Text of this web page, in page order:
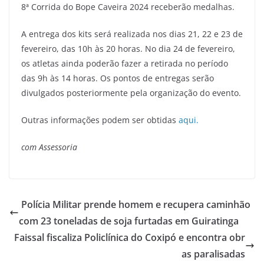
8ª Corrida do Bope Caveira 2024 receberão medalhas.
A entrega dos kits será realizada nos dias 21, 22 e 23 de
fevereiro, das 10h às 20 horas. No dia 24 de fevereiro,
os atletas ainda poderão fazer a retirada no período
das 9h às 14 horas. Os pontos de entregas serão
divulgados posteriormente pela organização do evento.
Outras informações podem ser obtidas aqui.
com Assessoria
Polícia Militar prende homem e recupera caminhão
com 23 toneladas de soja furtadas em Guiratinga
Faissal fiscaliza Policlínica do Coxipó e encontra obr
as paralisadas